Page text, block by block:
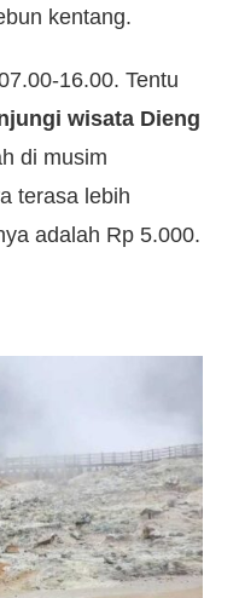
kentang.
16.00. Tentu
wisata Dieng
di musim
terasa lebih
adalah Rp 5.000.